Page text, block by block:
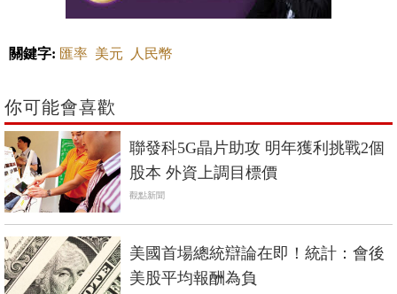
關鍵字: 匯率 美元 人民幣
你可能會喜歡
聯發科5G晶片助攻 明年獲利挑戰2個
股本 外資上調目標價
觀點新聞
美國首場總統辯論在即！統計：會後
美股平均報酬為負